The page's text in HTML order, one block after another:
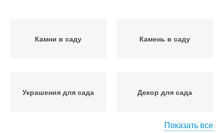
Камни в саду Камень в саду
Украшения для сада Декор для сада
Показать все